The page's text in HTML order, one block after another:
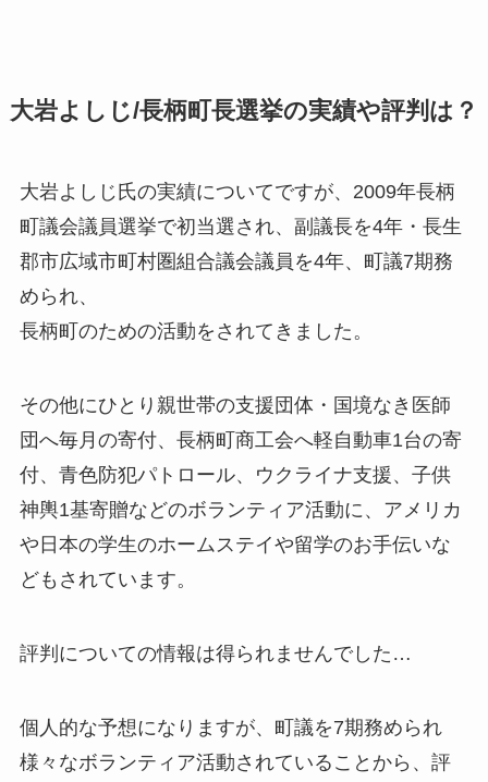
大岩よしじ/長柄町長選挙の実績や評判は？
大岩よしじ氏の実績についてですが、2009年長柄
町議会議員選挙で初当選され、副議長を4年・長生
郡市広域市町村圏組合議会議員を4年、町議7期務
められ、
長柄町のための活動をされてきました。
その他にひとり親世帯の支援団体・国境なき医師
団へ毎月の寄付、長柄町商工会へ軽自動車1台の寄
付、青色防犯パトロール、ウクライナ支援、子供
神輿1基寄贈などのボランティア活動に、アメリカ
や日本の学生のホームステイや留学のお手伝いな
どもされています。
評判についての情報は得られませんでした…
個人的な予想になりますが、町議を7期務められ
様々なボランティア活動されていることから、評